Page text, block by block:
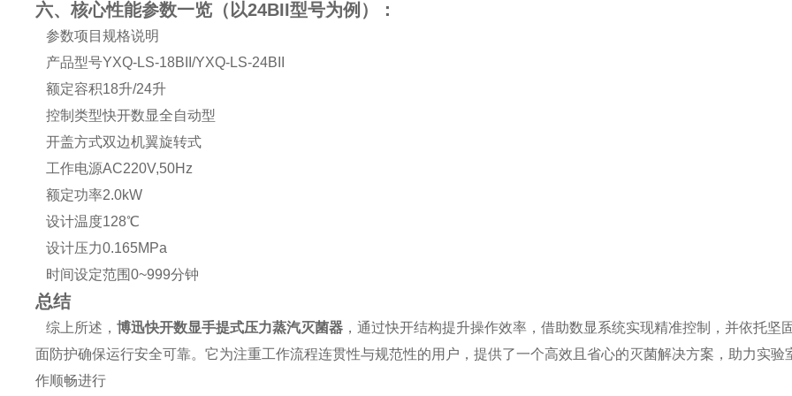
六、核心性能参数一览（以24BII型号为例）：
参数项目规格说明
产品型号YXQ-LS-18BII/YXQ-LS-24BII
额定容积18升/24升
控制类型快开数显全自动型
开盖方式双边机翼旋转式
工作电源AC220V,50Hz
额定功率2.0kW
设计温度128℃
设计压力0.165MPa
时间设定范围0~999分钟
总结
综上所述， 博迅快开数显手提式压力蒸汽灭菌器 ，通过快开结构提升操作效率，借助数显系统实现精准控制，并依托坚
面防护确保运行安全可靠。它为注重工作流程连贯性与规范性的用户，提供了一个高效且省心的灭菌解决方案，助力实验
作顺畅进行